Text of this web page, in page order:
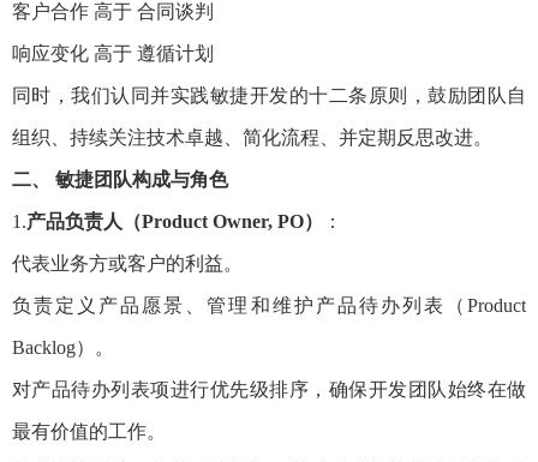
客户合作 高于 合同谈判
响应变化 高于 遵循计划
同时，我们认同并实践敏捷开发的十二条原则，鼓励团队自
组织、持续关注技术卓越、简化流程、并定期反思改进。
二、 敏捷团队构成与角色
1.产品负责人（Product Owner, PO） ：
代表业务方或客户的利益。
负责定义产品愿景、管理和维护产品待办列表（Product
Backlog）。
对产品待办列表项进行优先级排序，确保开发团队始终在做
最有价值的工作。